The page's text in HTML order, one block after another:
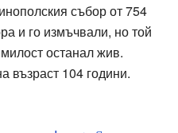
събор от 754
и го измъчвали, но той
останал жив.
възраст 104 години.